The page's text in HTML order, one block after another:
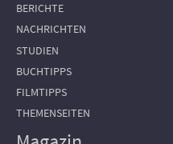
BERICHTE
NACHRICHTEN
STUDIEN
BUCHTIPPS
FILMTIPPS
THEMENSEITEN